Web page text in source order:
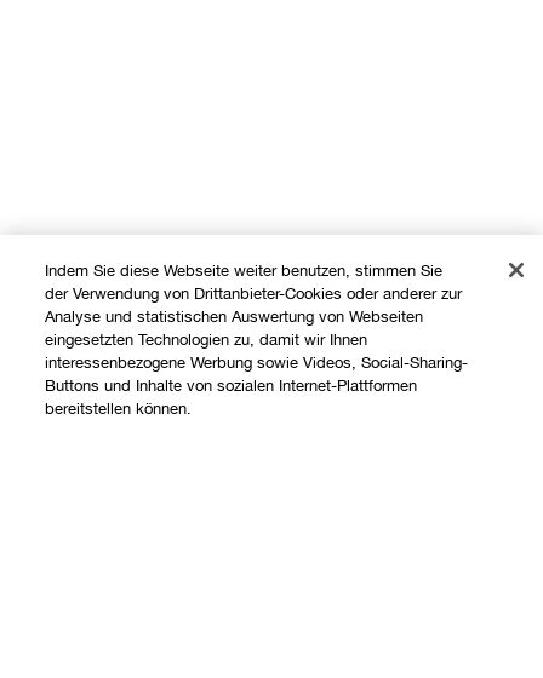
Shoppen
Indem Sie diese Webseite weiter benutzen, stimmen Sie
der Verwendung von Drittanbieter-Cookies oder anderer zur
Analyse und statistischen Auswertung von Webseiten
eingesetzten Technologien zu, damit wir Ihnen
interessenbezogene Werbung sowie Videos, Social-Sharing-
Buttons und Inhalte von sozialen Internet-Plattformen
bereitstellen können.